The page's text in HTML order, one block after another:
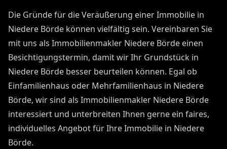
Die Gründe für die Veräußerung einer Immobilie in
Niedere Börde können vielfältig sein. Vereinbaren Sie
mit uns als Immobilienmakler Niedere Börde einen
Besichtigungstermin, damit wir Ihr Grundstück in
Niedere Börde besser beurteilen können. Egal ob
Einfamilienhaus oder Mehrfamilienhaus in Niedere
Börde, wir sind als Immobilienmakler Niedere Börde
interessiert und unterbreiten Ihnen gerne ein faires,
individuelles Angebot für Ihre Immobilie in Niedere
Börde.